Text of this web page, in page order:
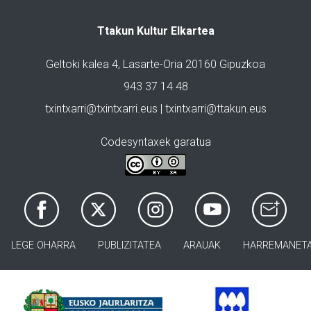
Ttakun Kultur Elkartea
Geltoki kalea 4, Lasarte-Oria 20160 Gipuzkoa
943 37 14 48
txintxarri@txintxarri.eus | txintxarri@ttakun.eus
Codesyntaxek garatua
LEGE OHARRA PUBLIZITATEA ARAUAK